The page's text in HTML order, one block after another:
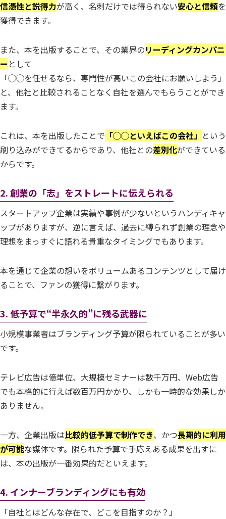
信憑性と説得力が高く、名刺だけでは得られない安心と信頼を
獲得できます。
また、本を出版することで、その業界のリーディングカンパニ
ー として
「◯◯を任せるなら、専門性が高いこの会社にお願いしよう」
と、他社と比較されることなく自社を選んでもらうことができ
ます。
これは、本を出版したことで 「◯◯といえばこの会社」 という
刷り込みができてるからであり、他社との差別化ができている
からです。
2. 創業の「志」をストレートに伝えられる
スタートアップ企業は実績や事例が少ないというハンディキャ
ップがありますが、逆に言えば、過去に縛られず創業の理念や
理想をまっすぐに語れる貴重なタイミングでもあります。
本を通じて企業の想いをボリュームあるコンテンツとして届け
ることで、ファンの獲得に繋がります。
3.低予算で“半永久的”に残る武器に
小規模事業者はブランディング予算が限られていることが多い
です。
テレビ広告は億単位、大規模セミナーは数千万円、Web広告
でも本格的に行えば数百万円かかり、しかも一時的な効果しか
ありません。
一方、企業出版は比較的低予算で制作でき、かつ長期的に利用
が可能な媒体です。限られた予算で手応えある成果を出すに
は、本の出版が一番効果的だといえます。
4. インナーブランディングにも有効
「自社とはどんな存在で、どこを目指すのか？」